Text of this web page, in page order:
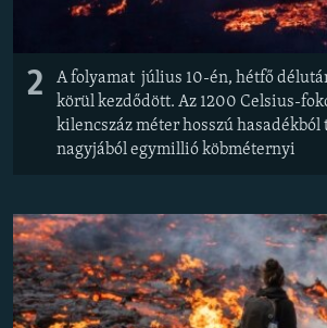
2
A folyamat július 10-én, hétfő
körül kezdődött. Az 1200 Celsius-
kilencszáz méter hosszú hasadékból
nagyjából egymillió köbméternyi